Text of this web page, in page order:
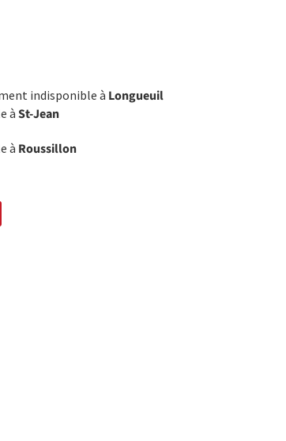
indisponible à Longueuil
àSt-Jean
à Roussillon